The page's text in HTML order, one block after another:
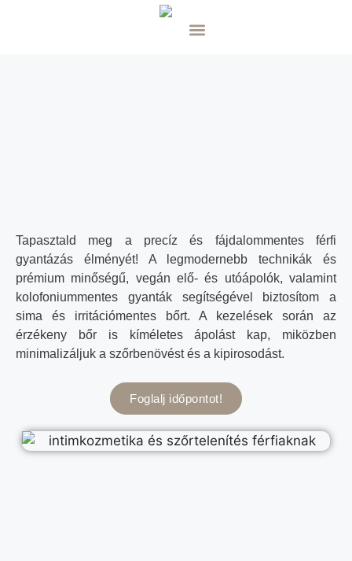
Tapasztald meg a precíz és fájdalommentes férfi
gyantázás élményét! A legmodernebb technikák és
prémium minőségű, vegán elő- és utóápolók, valamint
kolofoniummentes gyanták segítségével biztosítom a
sima és irritációmentes bőrt. A kezelések során az
érzékeny bőr is kíméletes ápolást kap, miközben
minimalizáljuk a szőrbenövést és a kipirosodást.
Foglalj időpontot!